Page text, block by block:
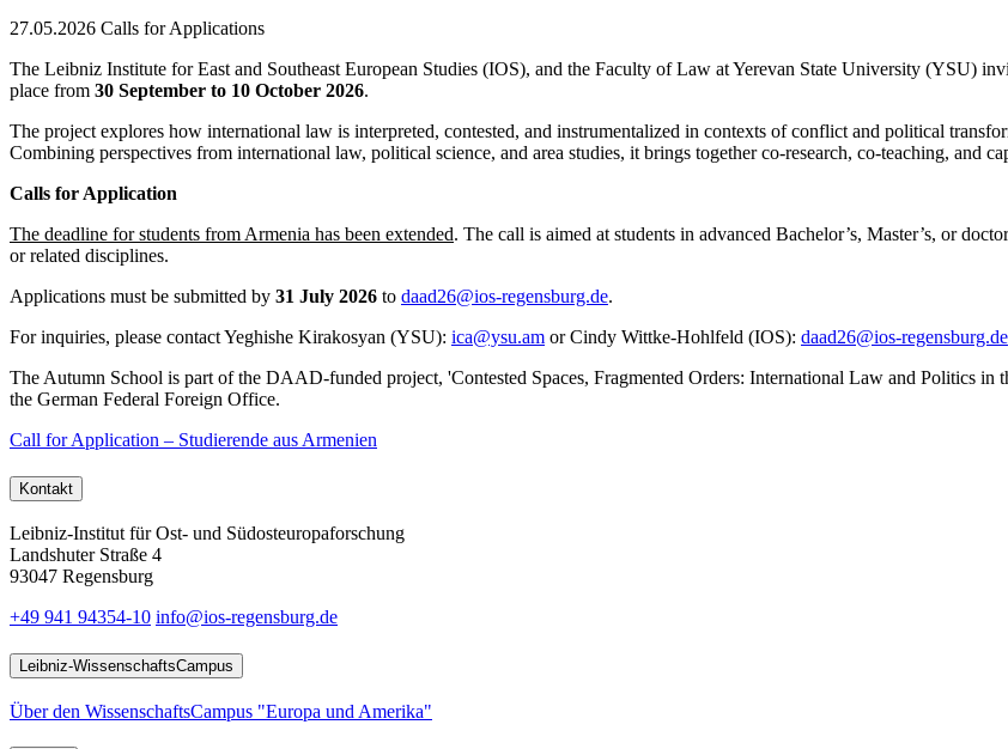
27.05.2026 Calls for Applications
The Leibniz Institute for East and Southeast European Studies (IOS), and the Faculty of Law at Yerevan State University (YSU)
place from 30 September to 10 October 2026.
The project explores how international law is interpreted, contested, and instrumentalized in contexts of conflict and political
Combining perspectives from international law, political science, and area studies, it brings together co-research, co-teaching, and
Calls for Application
The deadline for students from Armenia has been extended. The call is aimed at students in advanced Bachelor’s, Master’s, or
or related disciplines.
Applications must be submitted by 31 July 2026 to daad26@ios-regensburg.de.
For inquiries, please contact Yeghishe Kirakosyan (YSU): ica@ysu.am or Cindy Wittke-Hohlfeld (IOS): daad26@ios-regensburg.de
The Autumn School is part of the DAAD-funded project, 'Contested Spaces, Fragmented Orders: International Law and Politics in
the German Federal Foreign Office.
Call for Application – Studierende aus Armenien
Kontakt
Leibniz-Institut für Ost- und Südosteuropaforschung
Landshuter Straße 4
93047 Regensburg
+49 941 94354-10 info@ios-regensburg.de
Leibniz-WissenschaftsCampus
Über den WissenschaftsCampus "Europa und Amerika"